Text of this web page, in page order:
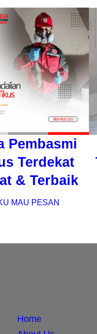
Pembasmi
Terdekat
& Terbaik
MAU PESAN
Home